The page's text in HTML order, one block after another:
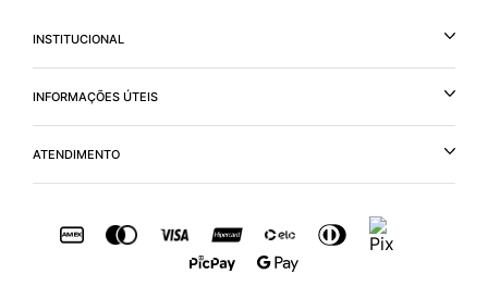
INSTITUCIONAL
INFORMAÇÕES ÚTEIS
ATENDIMENTO